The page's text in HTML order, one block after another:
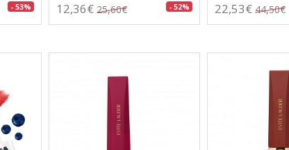
- 53% 12,36€ 25,60€ - 52% 22,53€ 44,50€